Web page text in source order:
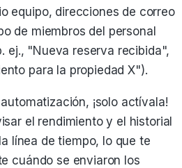
equipo, direcciones de correo
de miembros del personal
ej., "Nueva reserva recibida",
para la propiedad X").
¡solo actívala!
el rendimiento y el historial
línea de tiempo, lo que te
cuándo se enviaron los